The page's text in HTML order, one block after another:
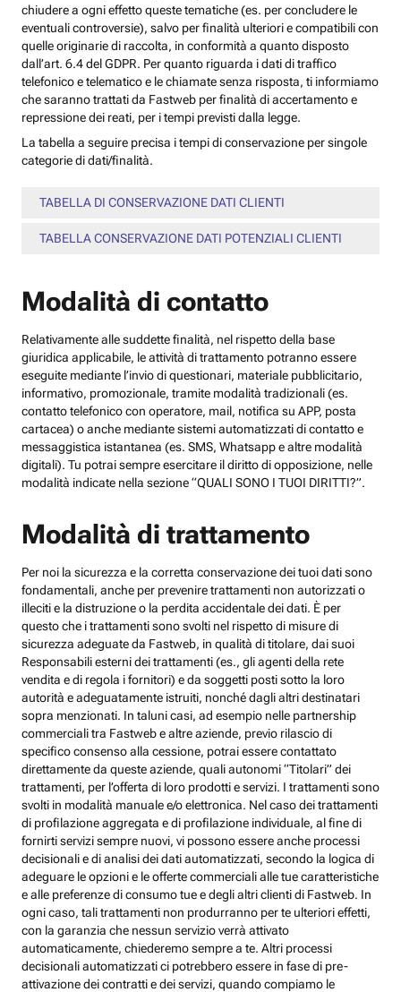
chiudere a ogni effetto queste tematiche (es. per concludere le
eventuali controversie), salvo per finalità ulteriori e compatibili con
quelle originarie di raccolta, in conformità a quanto disposto
dall’art. 6.4 del GDPR. Per quanto riguarda i dati di traffico
telefonico e telematico e le chiamate senza risposta, ti informiamo
che saranno trattati da Fastweb per finalità di accertamento e
repressione dei reati, per i tempi previsti dalla legge.
La tabella a seguire precisa i tempi di conservazione per singole
categorie di dati/finalità.
TABELLA DI CONSERVAZIONE DATI CLIENTI
TABELLA CONSERVAZIONE DATI POTENZIALI CLIENTI
Modalità di contatto
Relativamente alle suddette finalità, nel rispetto della base
giuridica applicabile, le attività di trattamento potranno essere
eseguite mediante l’invio di questionari, materiale pubblicitario,
informativo, promozionale, tramite modalità tradizionali (es.
contatto telefonico con operatore, mail, notifica su APP, posta
cartacea) o anche mediante sistemi automatizzati di contatto e
messaggistica istantanea (es. SMS, Whatsapp e altre modalità
digitali). Tu potrai sempre esercitare il diritto di opposizione, nelle
modalità indicate nella sezione “QUALI SONO I TUOI DIRITTI?”.
Modalità di trattamento
Per noi la sicurezza e la corretta conservazione dei tuoi dati sono
fondamentali, anche per prevenire trattamenti non autorizzati o
illeciti e la distruzione o la perdita accidentale dei dati. È per
questo che i trattamenti sono svolti nel rispetto di misure di
sicurezza adeguate da Fastweb, in qualità di titolare, dai suoi
Responsabili esterni dei trattamenti (es., gli agenti della rete
vendita e di regola i fornitori) e da soggetti posti sotto la loro
autorità e adeguatamente istruiti, nonché dagli altri destinatari
sopra menzionati. In taluni casi, ad esempio nelle partnership
commerciali tra Fastweb e altre aziende, previo rilascio di
specifico consenso alla cessione, potrai essere contattato
direttamente da queste aziende, quali autonomi “Titolari” dei
trattamenti, per l’offerta di loro prodotti e servizi. I trattamenti sono
svolti in modalità manuale e/o elettronica. Nel caso dei trattamenti
di profilazione aggregata e di profilazione individuale, al fine di
fornirti servizi sempre nuovi, vi possono essere anche processi
decisionali e di analisi dei dati automatizzati, secondo la logica di
adeguare le opzioni e le offerte commerciali alle tue caratteristiche
e alle preferenze di consumo tue e degli altri clienti di Fastweb. In
ogni caso, tali trattamenti non produrranno per te ulteriori effetti,
con la garanzia che nessun servizio verrà attivato
automaticamente, chiederemo sempre a te. Altri processi
decisionali automatizzati ci potrebbero essere in fase di pre-
attivazione dei contratti e dei servizi, quando compiamo le